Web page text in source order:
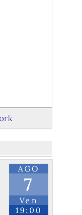
AGO
7
Ven
19:00